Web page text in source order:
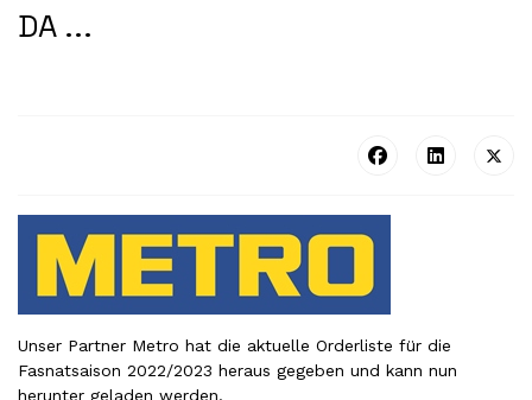
DA ...
Unser Partner Metro hat die aktuelle Orderliste für die
Fasnatsaison 2022/2023 heraus gegeben und kann nun
herunter geladen werden.